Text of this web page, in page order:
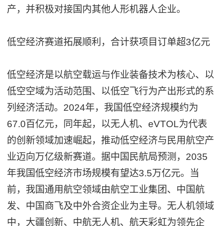
产，并积极对接国内其他人形机器人企业。
低空经济赛道拓展顺利，合计获项目订单超3亿元
低空经济是以航空载运与作业装备技术为核心、以
低空空域为活动范围、以低空飞行为产出形式的系
列经济活动。2024年，我国低空经济规模约为
67.0百亿元，同年起，以无人机、eVTOL为代表
的创新领域加速崛起，推动低空经济与民用航空产
业迈向万亿级新赛道。据中国民航局预测，2035
年我国低空经济市场规模有望达3.5万亿元。当
前，我国通用航空领域由航空工业集团、中国航
发、中国商飞及中外合资企业为主导。无人机领域
中，大疆创新、中航无人机、航天彩虹为领先企